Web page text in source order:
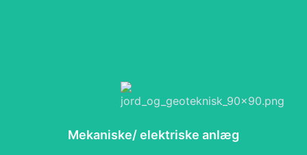
Mekaniske/ elektriske anlæg